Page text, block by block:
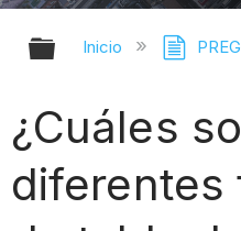
Expandir/
Inicio
¿Cuáles
diferentes